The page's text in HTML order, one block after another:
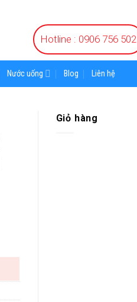
Hotline : 0906 756 502
Nước uống Blog Liên hệ
Giỏ hàng